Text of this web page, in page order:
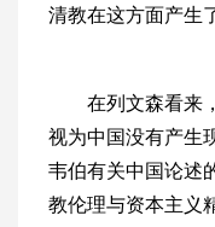
清教在这方面产生
在列文森看来，
视为中国没有产生
韦伯有关中国论述
教伦理与资本主义